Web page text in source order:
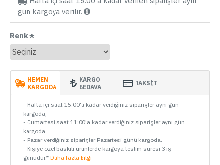
gün kargoya verilir.
Renk
HEMEN
KARGODA
KARGO
BEDAVA
TAKSİT
- Hafta içi saat 15:00'a kadar verdiğiniz siparişler aynı gün
kargoda,
- Cumartesi saat 11:00'a kadar verdiğiniz siparişler aynı gün
kargoda.
- Pazar verdiğiniz siparişler Pazartesi günü kargoda.
- Kişiye özel baskılı ürünlerde kargoya teslim süresi 3 iş
günüdür.* Daha fazla bilgi